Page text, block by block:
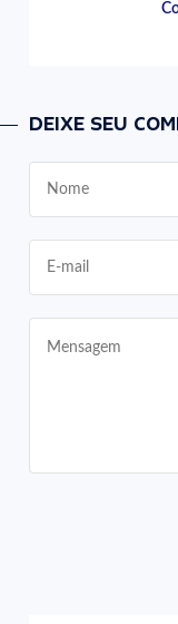
DEIXE SEU